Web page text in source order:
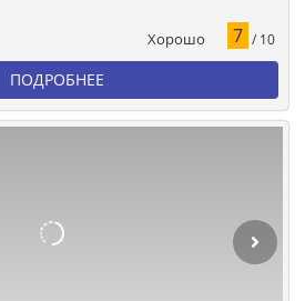
Хорошо 7 / 10
ПОДРОБНЕЕ